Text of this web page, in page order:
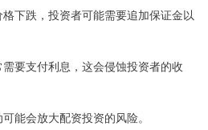
下跌，投资者可能需要追加保证金以
要支付利息，这会侵蚀投资者的收
能会放大配资投资的风险。